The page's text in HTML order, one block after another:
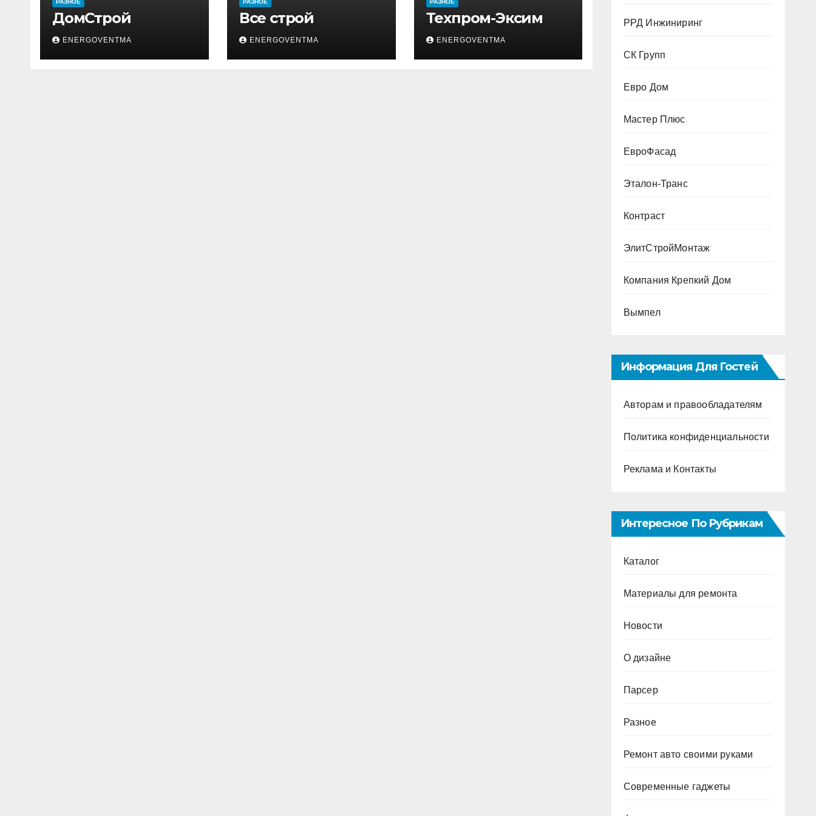
РАЗНОЕ
ДомСтрой
ENERGOVENTMA
РАЗНОЕ
Все строй
ENERGOVENTMA
РАЗНОЕ
Техпром-Эксим
ENERGOVENTMA
РРД Инжиниринг
СК Групп
Евро Дом
Мастер Плюс
ЕвроФасад
Эталон-Транс
Контраст
ЭлитСтройМонтаж
Компания Крепкий Дом
Вымпел
Информация Для Гостей
Авторам и правообладателям
Политика конфиденциальности
Реклама и Контакты
Интересное По Рубрикам
Каталог
Материалы для ремонта
Новости
О дизайне
Парсер
Разное
Ремонт авто своими руками
Современные гаджеты